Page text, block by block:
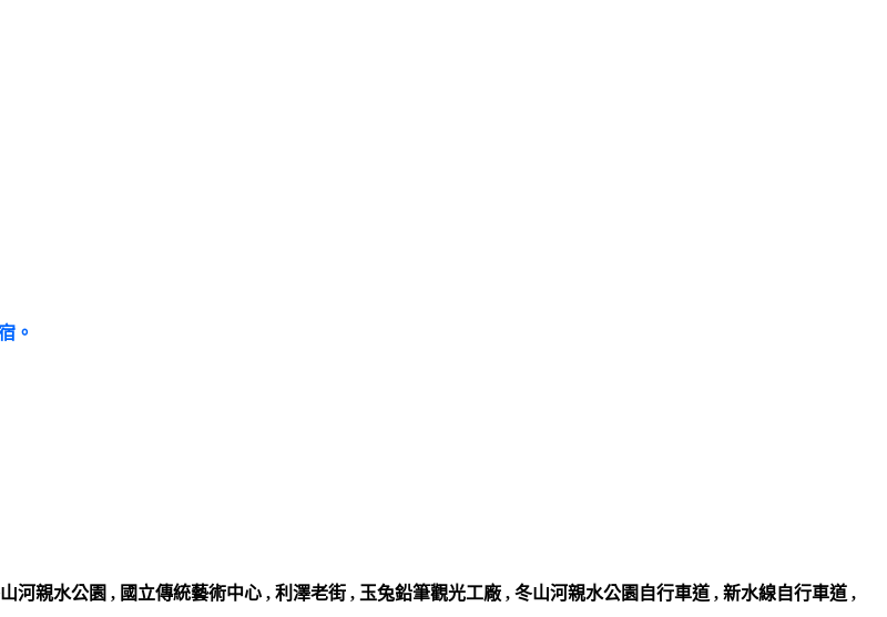
。
河親水公園 , 國立傳統藝術中心 , 利澤老街 , 玉兔鉛筆觀光工廠 , 冬山河親水公園自行車道 , 新水線自行車道 ,